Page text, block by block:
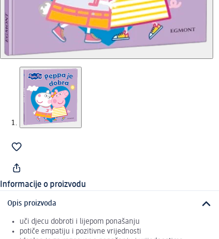
Informacije o proizvodu
Opis proizvoda
uči djecu dobroti i lijepom ponašanju
potiče empatiju i pozitivne vrijednosti